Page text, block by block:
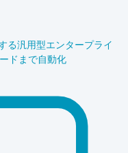
る汎用型エンタープライ
ドまで自動化